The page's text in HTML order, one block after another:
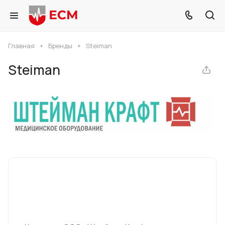
Главная Бренды Steiman
Steiman